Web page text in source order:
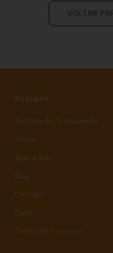
VOLTAR
PÁGINAS
Política de Privacidade
Início
Sobre Nós
Blog
Contato
Case
Trabalhe Conosco